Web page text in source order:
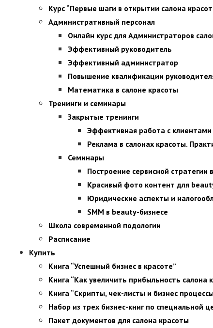
Курс “Первые шаги в открытии салона
Административный персонал
Онлайн курс для Администраторов
Эффективный руководитель
Эффективный администратор
Повышение квалификации
Математика в салоне красоты
Тренинги и семинары
Закрытые тренинги
Эффективная работа с клиентами
Реклама в салонах красоты.
Семинары
Построение сервисной стратегии
Красивый фото контент для
Юридические аспекты и
SMM в beauty-бизнесе
Школа современной подологии
Расписание
Купить
Книга “Успешный бизнес в красоте”
Книга “Как увеличить прибыльность салона
Книга “Скрипты, чек-листы и бизнес
Набор из трех бизнес-книг по специальной
Пакет документов для салона красоты